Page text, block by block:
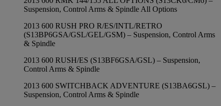
Suspension, Control Arms & Spindle All Options
2013 600 RUSH PRO R/ES/INTL/RETRO
(S13BP6GSA/GSL/GEL/GSM) – Suspension, Control Arms
& Spindle
2013 600 RUSH/ES (S13BF6GSA/GSL) – Suspension,
Control Arms & Spindle
2013 600 SWITCHBACK ADVENTURE (S13BA6GSL) –
Suspension, Control Arms & Spindle